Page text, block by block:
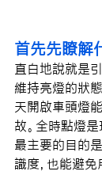
首先先瞭解
直白地說就是
維持亮燈的狀
天開啟車頭燈
故。全時點燈是
最主要的目的
識度，也能避免